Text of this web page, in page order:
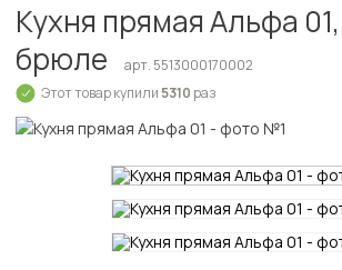
Кухня прямая Альфа
брюле
арт. 5513000170002
Этот товар купили 5310 раз